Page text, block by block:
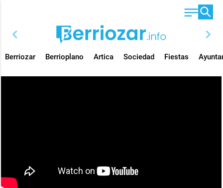
chevron_left chevron_right
Berriozar Berrioplano Artica Sociedad Fiestas